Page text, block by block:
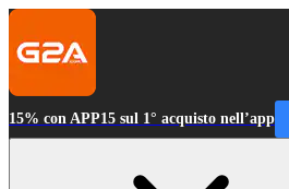
15% con APP15 sul 1° acquisto nell’app